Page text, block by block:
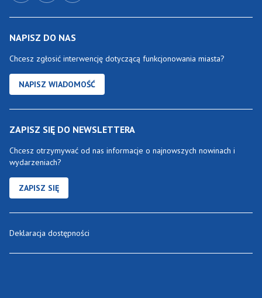
NAPISZ DO NAS
Chcesz zgłosić interwencję dotyczącą funkcjonowania miasta?
NAPISZ WIADOMOŚĆ
ZAPISZ SIĘ DO NEWSLETTERA
Chcesz otrzymywać od nas informacje o najnowszych nowinach i
wydarzeniach?
ZAPISZ SIĘ
Deklaracja dostępności